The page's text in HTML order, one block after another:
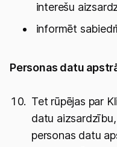
interešu
informēt
Personas datu
Tet rūpējas par
datu
personas datu